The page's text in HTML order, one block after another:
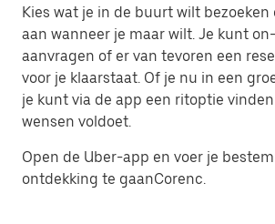
Kies wat je in de buurt wilt bezoeken
aan wanneer je maar wilt. Je kunt
aanvragen of er van tevoren een
voor je klaarstaat. Of je nu in een
je kunt via de app een ritoptie
wensen voldoet.
Open de Uber-app en voer je
ontdekking te gaanCorenc.